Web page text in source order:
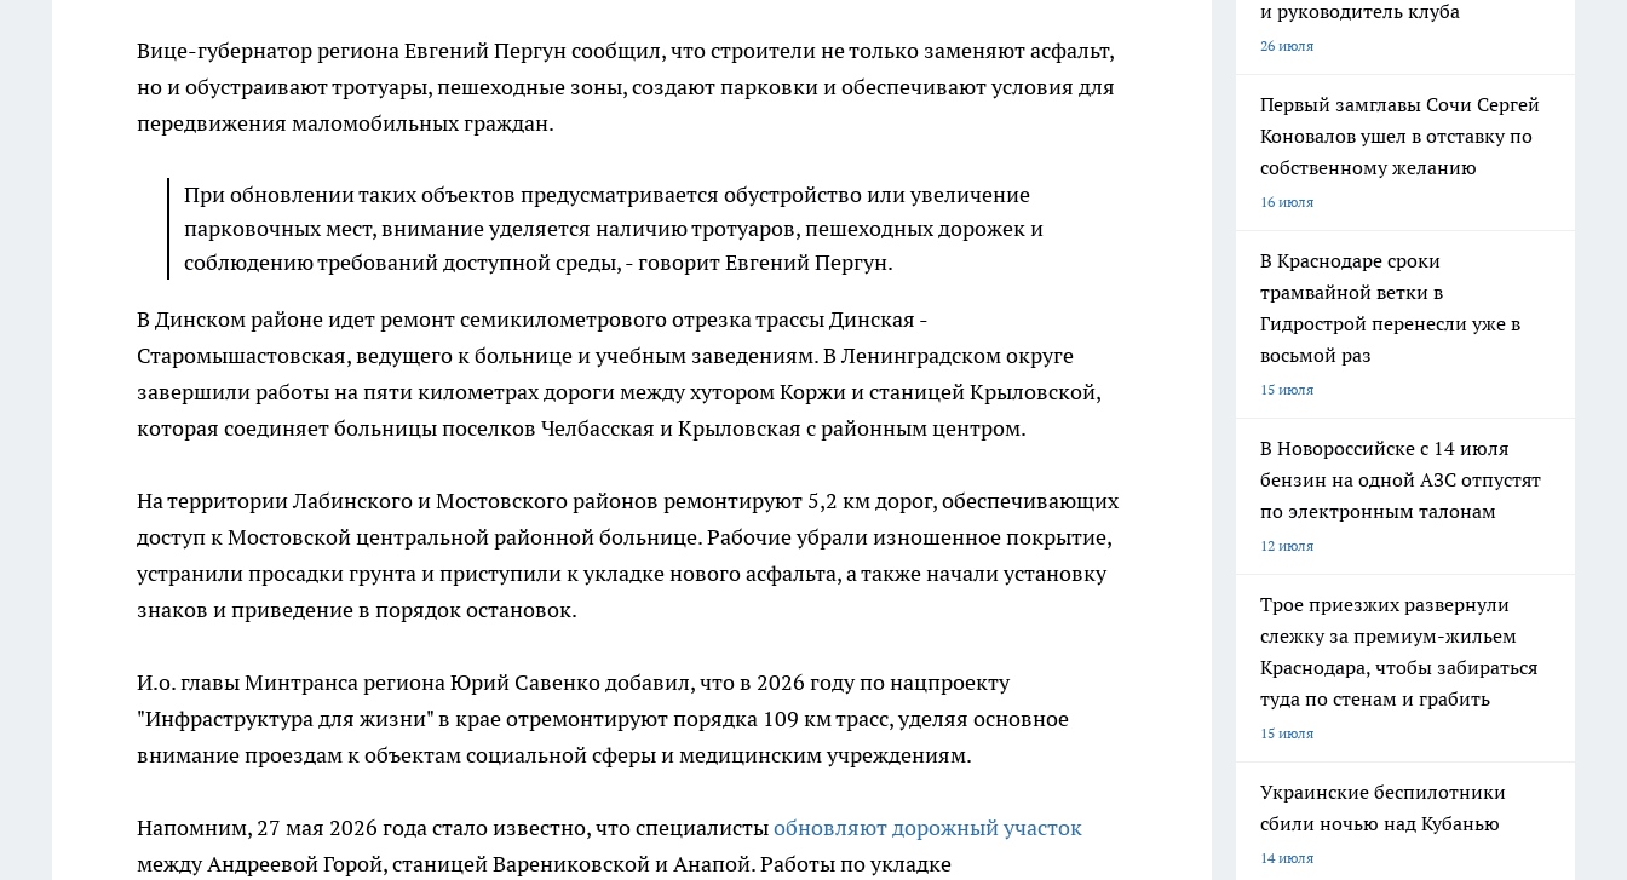
Вице-губернатор региона Евгений Пергун сообщил, что строители не только заменяют асфальт,
но и обустраивают тротуары, пешеходные зоны, создают парковки и обеспечивают условия для
передвижения маломобильных граждан.
При обновлении таких объектов предусматривается обустройство или увеличение
парковочных мест, внимание уделяется наличию тротуаров, пешеходных дорожек и
соблюдению требований доступной среды, - говорит Евгений Пергун.
В Динском районе идет ремонт семикилометрового отрезка трассы Динская -
Старомышастовская, ведущего к больнице и учебным заведениям. В Ленинградском округе
завершили работы на пяти километрах дороги между хутором Коржи и станицей Крыловской,
которая соединяет больницы поселков Челбасская и Крыловская с районным центром.
На территории Лабинского и Мостовского районов ремонтируют 5,2 км дорог, обеспечивающих
доступ к Мостовской центральной районной больнице. Рабочие убрали изношенное покрытие,
устранили просадки грунта и приступили к укладке нового асфальта, а также начали установку
знаков и приведение в порядок остановок.
И.о. главы Минтранса региона Юрий Савенко добавил, что в 2026 году по нацпроекту
"Инфраструктура для жизни" в крае отремонтируют порядка 109 км трасс, уделяя основное
внимание проездам к объектам социальной сферы и медицинским учреждениям.
Напомним, 27 мая 2026 года стало известно, что специалистыобновляют дорожный участок
между Андреевой Горой, станицей Варениковской и Анапой. Работы по укладке
и руководитель клуба
26 июля
Первый замглавы Сочи Сергей
Коновалов ушел в отставку по
собственному желанию
16 июля
В Краснодаре сроки
трамвайной ветки в
Гидрострой перенесли уже в
восьмой раз
15 июля
В Новороссийске с 14 июля
бензин на одной АЗС отпустят
по электронным талонам
12 июля
Трое приезжих развернули
слежку за премиум-жильем
Краснодара, чтобы забираться
туда по стенам и грабить
15 июля
Украинские беспилотники
сбили ночью над Кубанью
14 июля